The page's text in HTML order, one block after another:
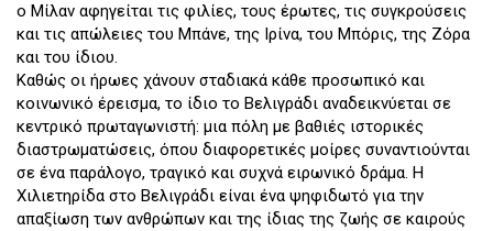
ο Μίλαν αφηγείται τις φιλίες, τους έρωτες, τις συγκρούσεις
και τις απώλειες του Μπάνε, της Ιρίνα, του Μπόρις, της Ζόρα
και του ίδιου.
Καθώς οι ήρωες χάνουν σταδιακά κάθε προσωπικό και
κοινωνικό έρεισμα, το ίδιο το Βελιγράδι αναδεικνύεται σε
κεντρικό πρωταγωνιστή: μια πόλη με βαθιές ιστορικές
διαστρωματώσεις, όπου διαφορετικές μοίρες συναντιούνται
σε ένα παράλογο, τραγικό και συχνά ειρωνικό δράμα. Η
Χιλιετηρίδα στο Βελιγράδι είναι ένα ψηφιδωτό για την
απαξίωση των ανθρώπων και της ίδιας της ζωής σε καιρούς